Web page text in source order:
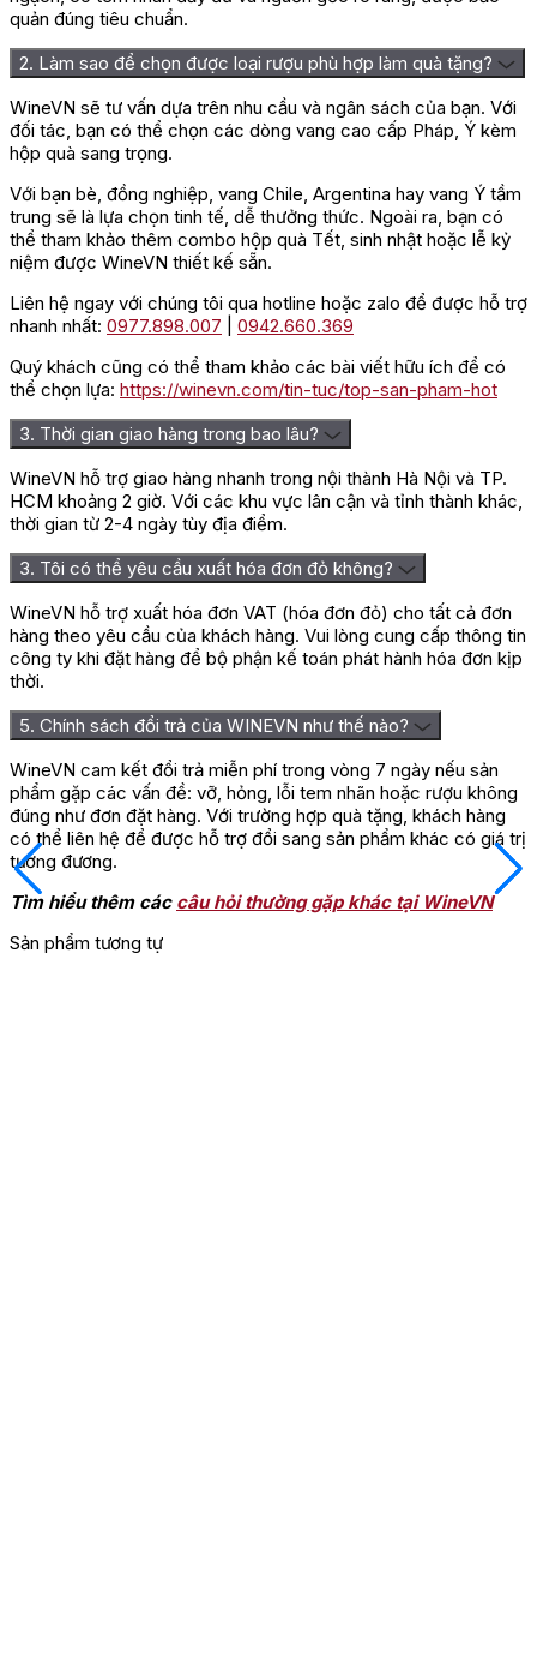
quản đúng tiêu chuẩn.
2. Làm sao để chọn được loại rượu phù hợp làm quà tặng?
WineVN sẽ tư vấn dựa trên nhu cầu và ngân sách của bạn. Với
đối tác, bạn có thể chọn các dòng vang cao cấp Pháp, Ý kèm
hộp quà sang trọng.
Với bạn bè, đồng nghiệp, vang Chile, Argentina hay vang Ý tầm
trung sẽ là lựa chọn tinh tế, dễ thưởng thức. Ngoài ra, bạn có
thể tham khảo thêm combo hộp quà Tết, sinh nhật hoặc lễ kỷ
niệm được WineVN thiết kế sẵn.
Liên hệ ngay với chúng tôi qua hotline hoặc zalo để được hỗ trợ
nhanh nhất: 0977.898.007
0942.660.369
Quý khách cũng có thể tham khảo các bài viết hữu ích để có
thể chọn lựa: https://winevn.com/tin-tuc/top-san-pham-hot
3. Thời gian giao hàng trong bao lâu?
WineVN hỗ trợ giao hàng nhanh trong nội thành Hà Nội và TP.
HCM khoảng 2 giờ. Với các khu vực lân cận và tỉnh thành khác,
thời gian từ 2-4 ngày tùy địa điểm.
3. Tôi có thể yêu cầu xuất hóa đơn đỏ không?
WineVN hỗ trợ xuất hóa đơn VAT (hóa đơn đỏ) cho tất cả đơn
hàng theo yêu cầu của khách hàng. Vui lòng cung cấp thông tin
công ty khi đặt hàng để bộ phận kế toán phát hành hóa đơn kịp
thời.
5. Chính sách đổi trả của WINEVN như thế nào?
WineVN cam kết đổi trả miễn phí trong vòng 7 ngày nếu sản
phẩm gặp các vấn đề: vỡ, hỏng, lỗi tem nhãn hoặc rượu không
đúng như đơn đặt hàng. Với trường hợp quà tặng, khách hàng
có thể liên hệ để được hỗ trợ đổi sang sản phẩm khác có giá trị
tương đương.
Tìm hiểu thêm các câu hỏi thường gặp khác tại WineVN
Sản phẩm tương tự